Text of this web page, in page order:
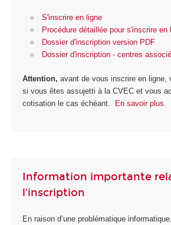
S'inscrire en ligne
Procédure détaillée pour s'inscrire en
Dossier d'inscription version PDF
Dossier d'inscription - centres
Attention, avant de vous inscrire en ligne,
si vous êtes assujetti à la CVEC et vous
cotisation le cas échéant. En savoir plus.
Information importante
l'inscription
En raison d’une problématique